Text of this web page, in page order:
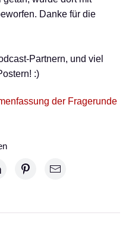
Danke für die
Partnern, und viel
:)
der Fragerunde